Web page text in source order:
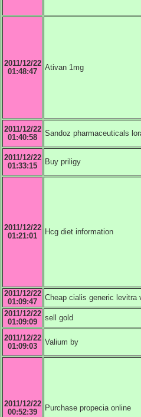
2011/12/22
01:48:47
Ativan 1mg
2011/12/22
01:40:58
Sandoz pharmaceuticals
2011/12/22
01:33:15
Buy priligy
2011/12/22
01:21:01
Hcg diet information
2011/12/22
01:09:47
Cheap cialis generic levitra
2011/12/22
01:09:09
sell gold
2011/12/22
01:09:03
Valium by
2011/12/22
00:52:39
Purchase propecia online